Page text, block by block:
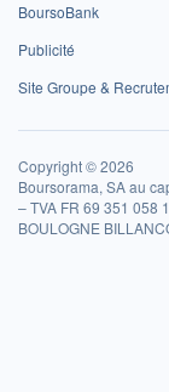
BoursoBank
Publicité
Site Groupe &
Copyright © 2026
Boursorama, SA au
– TVA FR 69 351 058
BOULOGNE